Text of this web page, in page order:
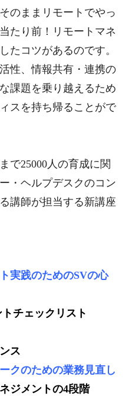
のままリモートでやっ
たり前！リモートマネ
たコツがあるのです。
性、情報共有・連携の
課題を乗り越えるため
スを持ち帰ることがで
で25000人の育成に関
・ヘルプデスクのコン
講師が担当する新講座
実践のためのSVの心
チェックリスト
ス
クのための業務見直し
ジメントの4段階